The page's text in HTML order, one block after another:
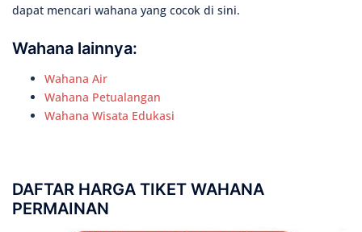
dapat mencari wahana yang cocok di sini.
Wahana lainnya:
Wahana Air
Wahana Petualangan
Wahana Wisata Edukasi
DAFTAR HARGA TIKET WAHANA
PERMAINAN